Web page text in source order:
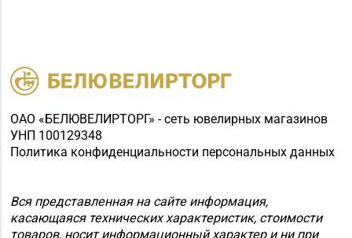
ОАО «БЕЛЮВЕЛИРТОРГ» - сеть ювелирных магазинов
УНП 100129348
Политика конфиденциальности персональных данных
Вся представленная на сайте информация,
касающаяся технических характеристик, стоимости
товаров, носит информационный характер и ни при